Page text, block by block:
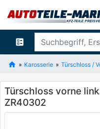
ballot
Karosserie Türschloss /
Türschloss vorne
ZR40302